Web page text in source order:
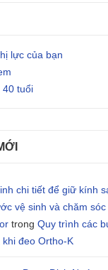
lực của bạn
40 tuổi
chi tiết để giữ kính
vệ sinh và chăm
trong Quy trình các
đeo Ortho-K